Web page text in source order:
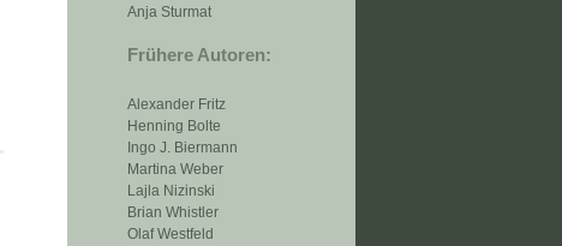
Anja Sturmat
Frühere Autoren:
Alexander Fritz
Henning Bolte
Ingo J. Biermann
Martina Weber
Lajla Nizinski
Brian Whistler
Olaf Westfeld